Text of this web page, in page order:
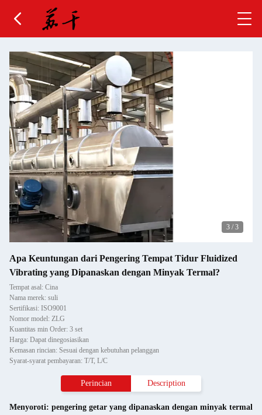
3 / 3
Apa Keuntungan dari Pengering Tempat Tidur Fluidized
Vibrating yang Dipanaskan dengan Minyak Termal?
Tempat asal: Cina
Nama merek: suli
Sertifikasi: ISO9001
Nomor model: ZLG
Kuantitas min Order: 3 set
Harga: Dapat dinegosiasikan
Kemasan rincian: Sesuai dengan kebutuhan pelanggan
Syarat-syarat pembayaran: T/T, L/C
Perincian Description
Menyoroti: pengering getar yang dipanaskan dengan minyak termal